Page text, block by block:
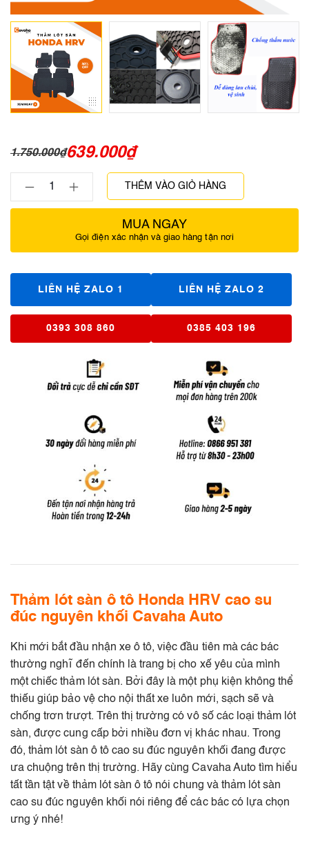
1.750.000₫639.000₫
THÊM VÀO GIỎ HÀNG
MUA NGAY
Gọi điện xác nhận và giao hàng tận nơi
LIÊN HỆ ZALO 1 LIÊN HỆ ZALO 2
0393 308 860 0385 403 196
Thảm lót sàn ô tô Honda HRV cao su
đúc nguyên khối Cavaha Auto
Khi mới bắt đầu nhận xe ô tô, việc đầu tiên mà các bác
thường nghĩ đến chính là trang bị cho xế yêu của mình
một chiếc thảm lót sàn. Bởi đây là một phụ kiện không thể
thiếu giúp bảo vệ cho nội thất xe luôn mới, sạch sẽ và
chống trơn trượt. Trên thị trường có vô số các loại thảm lót
sàn, được cung cấp bởi nhiều đơn vị khác nhau. Trong
đó, thảm lót sàn ô tô cao su đúc nguyên khối đang được
ưa chuộng trên thị trường. Hãy cùng Cavaha Auto tìm hiểu
tất tần tật về thảm lót sàn ô tô nói chung và thảm lót sàn
cao su đúc nguyên khối nói riêng để các bác có lựa chọn
ưng ý nhé!